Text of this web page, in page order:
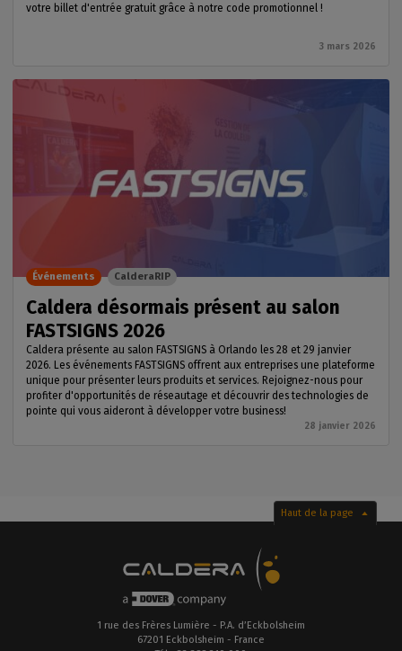
votre billet d'entrée gratuit grâce à notre code promotionnel !
3 mars 2026
Caldera désormais présent au salon
FASTSIGNS 2026
Caldera présente au salon FASTSIGNS à Orlando les 28 et 29 janvier
2026. Les événements FASTSIGNS offrent aux entreprises une plateforme
unique pour présenter leurs produits et services. Rejoignez-nous pour
profiter d'opportunités de réseautage et découvrir des technologies de
pointe qui vous aideront à développer votre business!
28 janvier 2026
Événements CalderaRIP
Haut de la page
1 rue des Frères Lumière - P.A. d’Eckbolsheim
67201 Eckbolsheim - France